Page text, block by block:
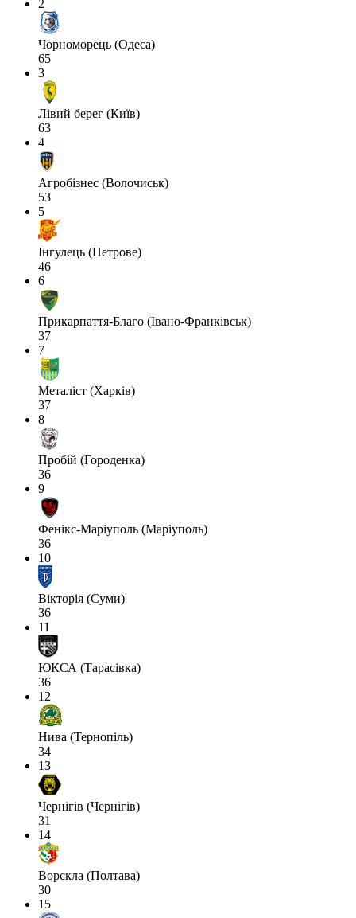
2
Чорноморець (Одеса)
65
3
Лівий берег (Київ)
63
4
Агробізнес (Волочиськ)
53
5
Інгулець (Петрове)
46
6
Прикарпаття-Благо (Івано-Франківськ)
37
7
Металіст (Харків)
37
8
Пробій (Городенка)
36
9
Фенікс-Маріуполь (Маріуполь)
36
10
Вікторія (Суми)
36
11
ЮКСА (Тарасівка)
36
12
Нива (Тернопіль)
34
13
Чернігів (Чернігів)
31
14
Ворскла (Полтава)
30
15